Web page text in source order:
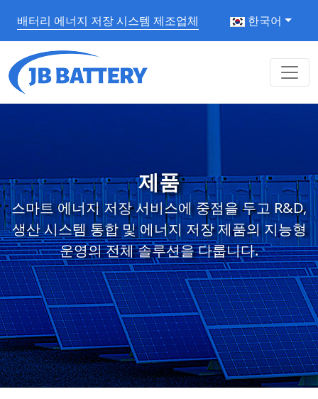
배터리 에너지 저장 시스템 제조업체 한국어
제품
스마트 에너지 저장 서비스에 중점을 두고 R&D,
생산 시스템 통합 및 에너지 저장 제품의 지능형
운영의 전체 솔루션을 다룹니다.